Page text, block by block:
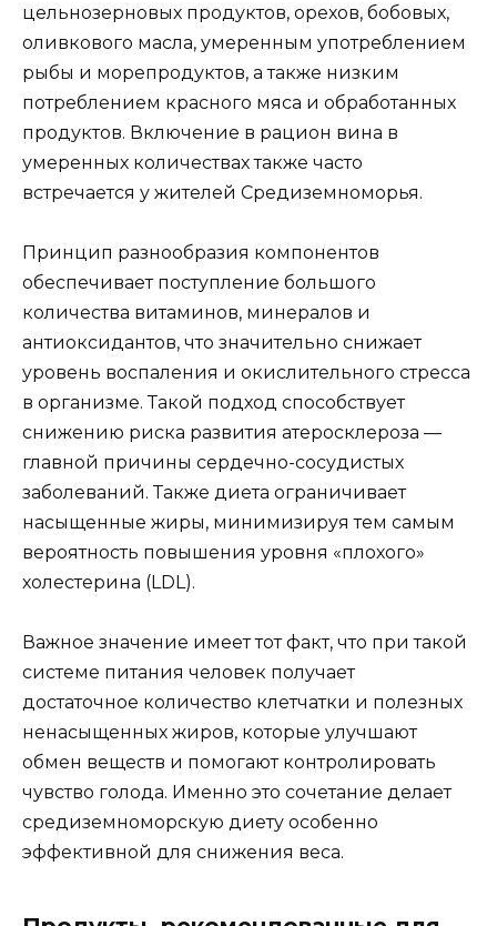
цельнозерновых продуктов, орехов, бобовых,
оливкового масла, умеренным употреблением
рыбы и морепродуктов, а также низким
потреблением красного мяса и обработанных
продуктов. Включение в рацион вина в
умеренных количествах также часто
встречается у жителей Средиземноморья.
Принцип разнообразия компонентов
обеспечивает поступление большого
количества витаминов, минералов и
антиоксидантов, что значительно снижает
уровень воспаления и окислительного стресса
в организме. Такой подход способствует
снижению риска развития атеросклероза —
главной причины сердечно-сосудистых
заболеваний. Также диета ограничивает
насыщенные жиры, минимизируя тем самым
вероятность повышения уровня «плохого»
холестерина (LDL).
Важное значение имеет тот факт, что при такой
системе питания человек получает
достаточное количество клетчатки и полезных
ненасыщенных жиров, которые улучшают
обмен веществ и помогают контролировать
чувство голода. Именно это сочетание делает
средиземноморскую диету особенно
эффективной для снижения веса.